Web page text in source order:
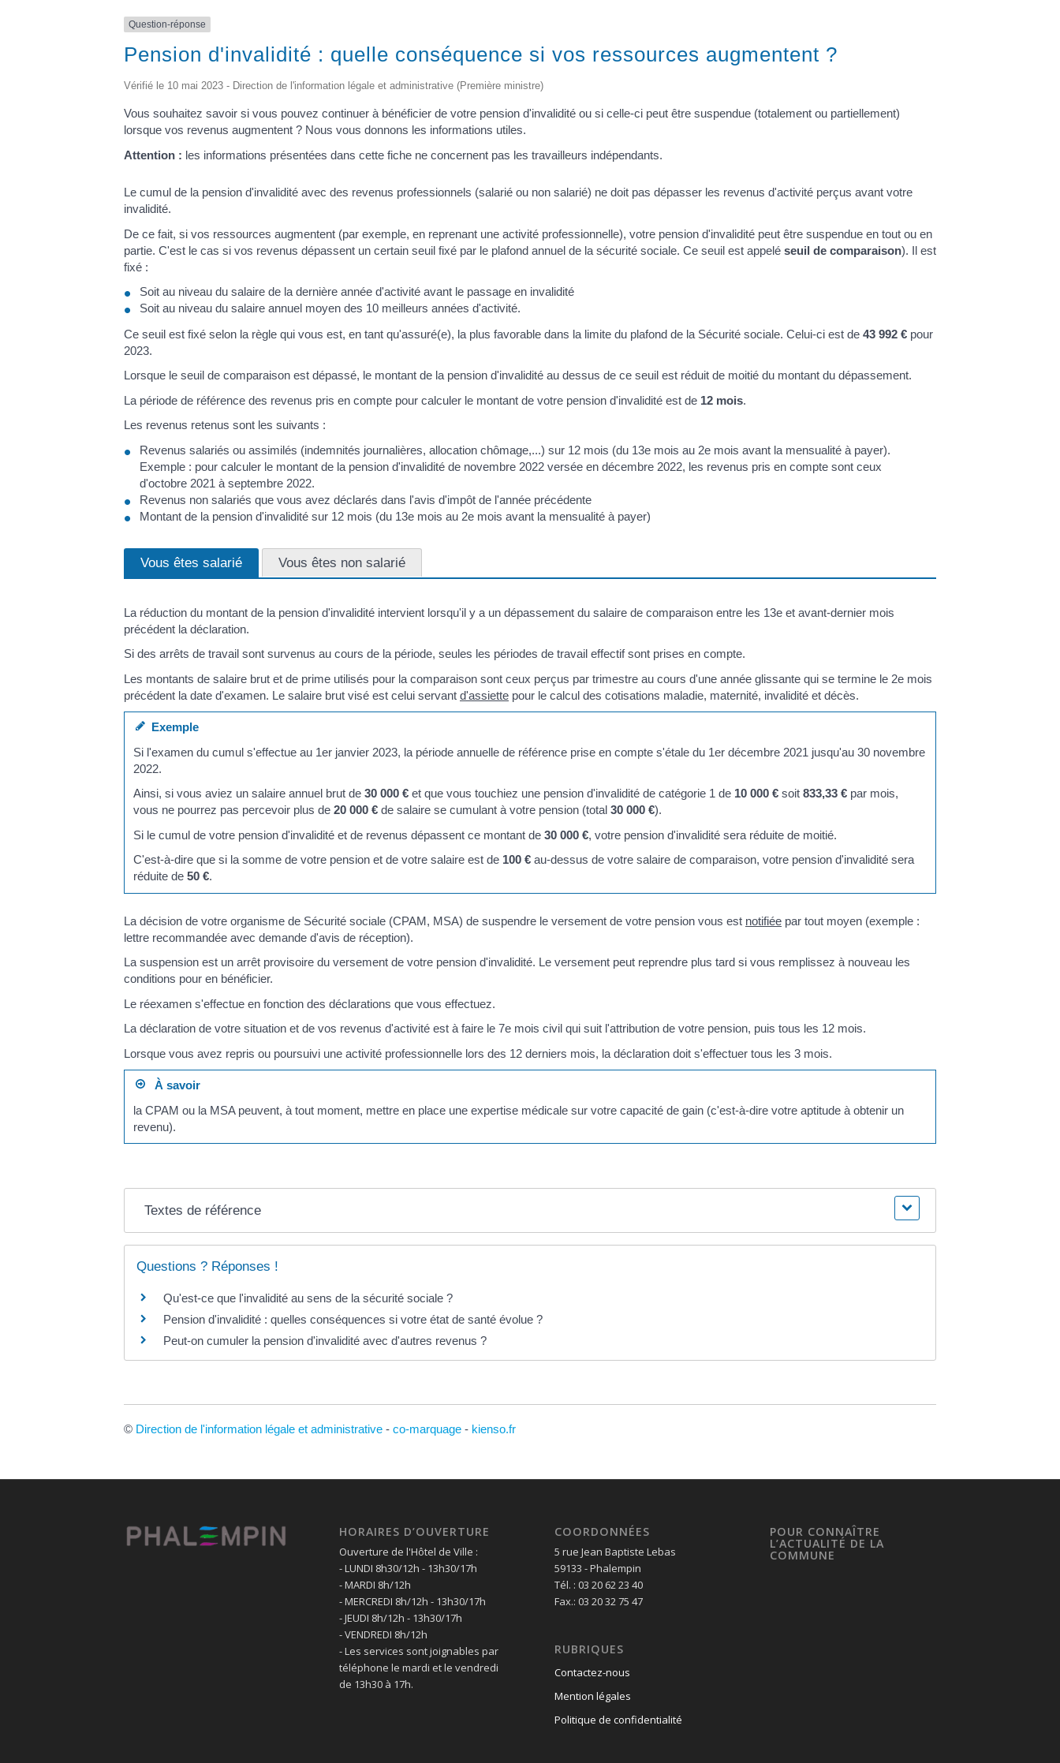
Question-réponse
Pension d'invalidité : quelle conséquence si vos ressources augmentent ?
Vérifié le 10 mai 2023 - Direction de l'information légale et administrative (Première ministre)
Vous souhaitez savoir si vous pouvez continuer à bénéficier de votre pension d'invalidité ou si celle-ci peut être suspendue (totalement ou partiellement)
lorsque vos revenus augmentent ? Nous vous donnons les informations utiles.
Attention : les informations présentées dans cette fiche ne concernent pas les travailleurs indépendants.
Le cumul de la pension d'invalidité avec des revenus professionnels (salarié ou non salarié) ne doit pas dépasser les revenus d'activité perçus avant votre
invalidité.
De ce fait, si vos ressources augmentent (par exemple, en reprenant une activité professionnelle), votre pension d'invalidité peut être suspendue en tout ou en
partie. C'est le cas si vos revenus dépassent un certain seuil fixé par le plafond annuel de la sécurité sociale. Ce seuil est appelé seuil de comparaison). Il est
fixé :
Soit au niveau du salaire de la dernière année d'activité avant le passage en invalidité
Soit au niveau du salaire annuel moyen des 10 meilleurs années d'activité.
Ce seuil est fixé selon la règle qui vous est, en tant qu'assuré(e), la plus favorable dans la limite du plafond de la Sécurité sociale. Celui-ci est de 43 992 € pour
2023.
Lorsque le seuil de comparaison est dépassé, le montant de la pension d'invalidité au dessus de ce seuil est réduit de moitié du montant du dépassement.
La période de référence des revenus pris en compte pour calculer le montant de votre pension d'invalidité est de 12 mois.
Les revenus retenus sont les suivants :
Revenus salariés ou assimilés (indemnités journalières, allocation chômage,...) sur 12 mois (du 13e mois au 2e mois avant la mensualité à payer).
Exemple : pour calculer le montant de la pension d'invalidité de novembre 2022 versée en décembre 2022, les revenus pris en compte sont ceux
d'octobre 2021 à septembre 2022.
Revenus non salariés que vous avez déclarés dans l'avis d'impôt de l'année précédente
Montant de la pension d'invalidité sur 12 mois (du 13e mois au 2e mois avant la mensualité à payer)
Vous êtes salarié Vous êtes non salarié
La réduction du montant de la pension d'invalidité intervient lorsqu'il y a un dépassement du salaire de comparaison entre les 13e et avant-dernier mois
précédent la déclaration.
Si des arrêts de travail sont survenus au cours de la période, seules les périodes de travail effectif sont prises en compte.
Les montants de salaire brut et de prime utilisés pour la comparaison sont ceux perçus par trimestre au cours d'une année glissante qui se termine le 2e mois
précédent la date d'examen. Le salaire brut visé est celui servant d'assiette pour le calcul des cotisations maladie, maternité, invalidité et décès.
Exemple
Si l'examen du cumul s'effectue au 1er janvier 2023, la période annuelle de référence prise en compte s'étale du 1er décembre 2021 jusqu'au 30 novembre
2022.
Ainsi, si vous aviez un salaire annuel brut de30 000 € et que vous touchiez une pension d'invalidité de catégorie 1 de 10 000 € soit833,33 € par mois,
vous ne pourrez pas percevoir plus de20 000 € de salaire se cumulant à votre pension (total30 000 €).
Si le cumul de votre pension d'invalidité et de revenus dépassent ce montant de30 000 €, votre pension d'invalidité sera réduite de moitié.
C'est-à-dire que si la somme de votre pension et de votre salaire est de 100 € au-dessus de votre salaire de comparaison, votre pension d'invalidité sera
réduite de50 €.
La décision de votre organisme de Sécurité sociale (CPAM, MSA) de suspendre le versement de votre pension vous est notifiée par tout moyen (exemple :
lettre recommandée avec demande d'avis de réception).
La suspension est un arrêt provisoire du versement de votre pension d'invalidité. Le versement peut reprendre plus tard si vous remplissez à nouveau les
conditions pour en bénéficier.
Le réexamen s'effectue en fonction des déclarations que vous effectuez.
La déclaration de votre situation et de vos revenus d'activité est à faire le 7e mois civil qui suit l'attribution de votre pension, puis tous les 12 mois.
Lorsque vous avez repris ou poursuivi une activité professionnelle lors des 12 derniers mois, la déclaration doit s'effectuer tous les 3 mois.
À savoir
la CPAM ou la MSA peuvent, à tout moment, mettre en place une expertise médicale sur votre capacité de gain (c'est-à-dire votre aptitude à obtenir un
revenu).
Textes de référence
Questions ? Réponses !
Qu'est-ce que l'invalidité au sens de la sécurité sociale ?
Pension d'invalidité : quelles conséquences si votre état de santé évolue ?
Peut-on cumuler la pension d'invalidité avec d'autres revenus ?
© Direction de l'information légale et administrative - co-marquage - kienso.fr
HORAIRES D’OUVERTURE
Ouverture de l'Hôtel de Ville :
- LUNDI 8h30/12h - 13h30/17h
- MARDI 8h/12h
- MERCREDI 8h/12h - 13h30/17h
- JEUDI 8h/12h - 13h30/17h
- VENDREDI 8h/12h
- Les services sont joignables par
téléphone le mardi et le vendredi
de 13h30 à 17h.
COORDONNÉES
5 rue Jean Baptiste Lebas
59133 - Phalempin
Tél. : 03 20 62 23 40
Fax.: 03 20 32 75 47
RUBRIQUES
Contactez-nous
Mention légales
Politique de confidentialité
POUR CONNAÎTRE
L’ACTUALITÉ DE LA
COMMUNE